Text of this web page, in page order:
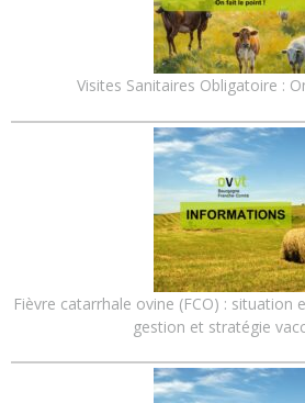
Visites Sanitaires Obligatoire :
Fièvre catarrhale ovine (FCO) : situation
gestion et stratégie